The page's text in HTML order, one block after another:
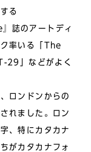
る
誌のアートディ
ク率いる「The
29」などがよく
ロンドンからの
れました。ロン
、特にカタカナ
がカタカナフォ